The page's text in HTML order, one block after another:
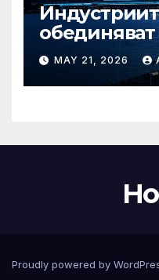
обединяват
културния
MAY 21, 2026
Proudly powered by